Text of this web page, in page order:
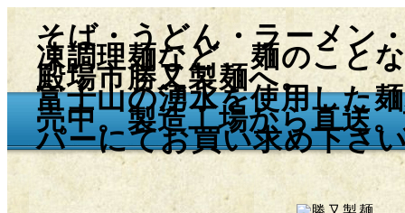
そば・うどん・ラーメン
凍調理麺など、麺のこと
殿場市勝又製麺へ。
富士山の湧水を使用した
売中。製造工場から直送
パーにてお買い求め下さ